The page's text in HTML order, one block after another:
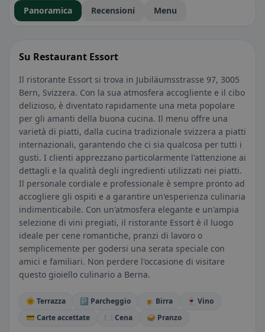
Panoramica Recensioni Menu
Su Restaurant Essort
Il ristorante Essort si trova in Jubiläumsstrasse 97, 3005
Bern, Svizzera. Con la sua atmosfera accogliente e il cibo
delizioso, è diventato rapidamente una meta popolare
per gli amanti della buona cucina. Il menu offre una
varietà di piatti, dalla cucina tradizionale svizzera a piatti
internazionali, garantendo che ci sia qualcosa per tutti i
gusti. I clienti apprezzano particolarmente l'attenzione ai
dettagli e la qualità degli ingredienti utilizzati nei piatti.
Il personale cordiale e professionale è sempre pronto ad
accogliere gli ospiti e a garantire un'esperienza culinaria
indimenticabile. Con un'atmosfera elegante e un'ampia
selezione di vini pregiati, il ristorante Essort è il luogo
ideale per cene romantiche, pranzi di lavoro o
semplicemente per godersi una serata speciale con
amici e familiari. Non perdere l'occasione di visitare
questo gioiello culinario a Berna.
🌞 Terrazza 🅿️ Parcheggio 🍺 Birra
🍷 Vino
💳 Carte accettate
🍽️ Cena
🥪 Pranzo